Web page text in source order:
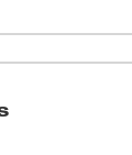
et